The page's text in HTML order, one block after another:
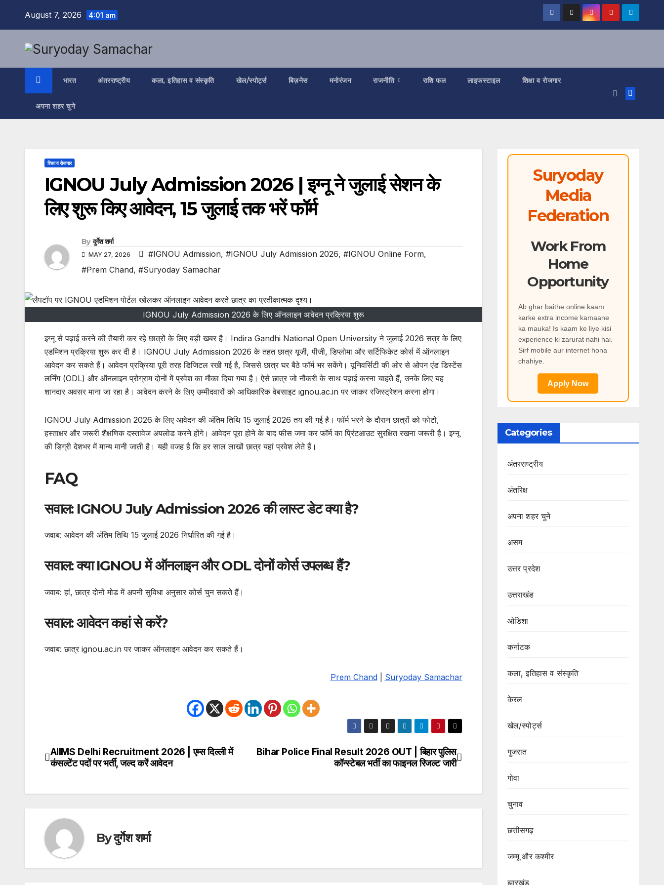
August 7, 2026 4:01 am
भारत अंतरराष्ट्रीय कला, इतिहास व संस्कृति खेल/स्पोर्ट्स बिज़नेस मनोरंजन राजनीति राशि फल लाइफस्टाइल शिक्षा व रोजगार
अपना शहर चुने
शिक्षा व रोजगार
IGNOU July Admission 2026 | इग्नू ने जुलाई सेशन के
लिए शुरू किए आवेदन, 15 जुलाई तक भरें फॉर्म
By दुर्गेश शर्मा
MAY 27, 2026 #IGNOU Admission, #IGNOU July Admission 2026, #IGNOU Online Form,
#Prem Chand, #Suryoday Samachar
IGNOU July Admission 2026 के लिए ऑनलाइन आवेदन प्रक्रिया शुरू
इग्नू से पढ़ाई करने की तैयारी कर रहे छात्रों के लिए बड़ी खबर है। Indira Gandhi National Open University ने जुलाई 2026 सत्र के लिए
एडमिशन प्रक्रिया शुरू कर दी है। IGNOU July Admission 2026 के तहत छात्र यूजी, पीजी, डिप्लोमा और सर्टिफिकेट कोर्स में ऑनलाइन
आवेदन कर सकते हैं। आवेदन प्रक्रिया पूरी तरह डिजिटल रखी गई है, जिससे छात्र घर बैठे फॉर्म भर सकेंगे। यूनिवर्सिटी की ओर से ओपन एंड डिस्टेंस
लर्निंग (ODL) और ऑनलाइन प्रोग्राम दोनों में प्रवेश का मौका दिया गया है। ऐसे छात्र जो नौकरी के साथ पढ़ाई करना चाहते हैं, उनके लिए यह
शानदार अवसर माना जा रहा है। आवेदन करने के लिए उम्मीदवारों को आधिकारिक वेबसाइट ignou.ac.in पर जाकर रजिस्ट्रेशन करना होगा।
IGNOU July Admission 2026 के लिए आवेदन की अंतिम तिथि 15 जुलाई 2026 तय की गई है। फॉर्म भरने के दौरान छात्रों को फोटो,
हस्ताक्षर और जरूरी शैक्षणिक दस्तावेज अपलोड करने होंगे। आवेदन पूरा होने के बाद फीस जमा कर फॉर्म का प्रिंटआउट सुरक्षित रखना जरूरी है। इग्नू
की डिग्री देशभर में मान्य मानी जाती है। यही वजह है कि हर साल लाखों छात्र यहां प्रवेश लेते हैं।
FAQ
सवाल: IGNOU July Admission 2026 की लास्ट डेट क्या है?
जवाब: आवेदन की अंतिम तिथि 15 जुलाई 2026 निर्धारित की गई है।
सवाल: क्या IGNOU में ऑनलाइन और ODL दोनों कोर्स उपलब्ध हैं?
जवाब: हां, छात्र दोनों मोड में अपनी सुविधा अनुसार कोर्स चुन सकते हैं।
सवाल: आवेदन कहां से करें?
जवाब: छात्र ignou.ac.in पर जाकर ऑनलाइन आवेदन कर सकते हैं।
Prem Chand| Suryoday Samachar
Post
Bihar Police Final Result 2026 OUT | बिहार पुलिस
कॉन्स्टेबल भर्ती का फाइनल रिजल्ट जारी
AIIMS Delhi Recruitment 2026 | एम्स दिल्ली में
कंसल्टेंट पदों पर भर्ती, जल्द करें आवेदन
Byदुर्गेश शर्मा
Suryoday
Media
Federation
Work From
Home
Opportunity
Ab ghar baithe online kaam
karke extra income kamaane
ka mauka! Is kaam ke liye kisi
experience ki zarurat nahi hai.
Sirf mobile aur internet hona
chahiye.
Apply Now
Categories
अंतरराष्ट्रीय
अंतरिक्ष
अपना शहर चुने
असम
उत्तर प्रदेश
उत्तराखंड
ओडिशा
कर्नाटक
कला, इतिहास व संस्कृति
केरल
खेल/स्पोर्ट्स
गुजरात
गोवा
चुनाव
छत्तीसगढ़
जम्मू और कश्मीर
झारखंड